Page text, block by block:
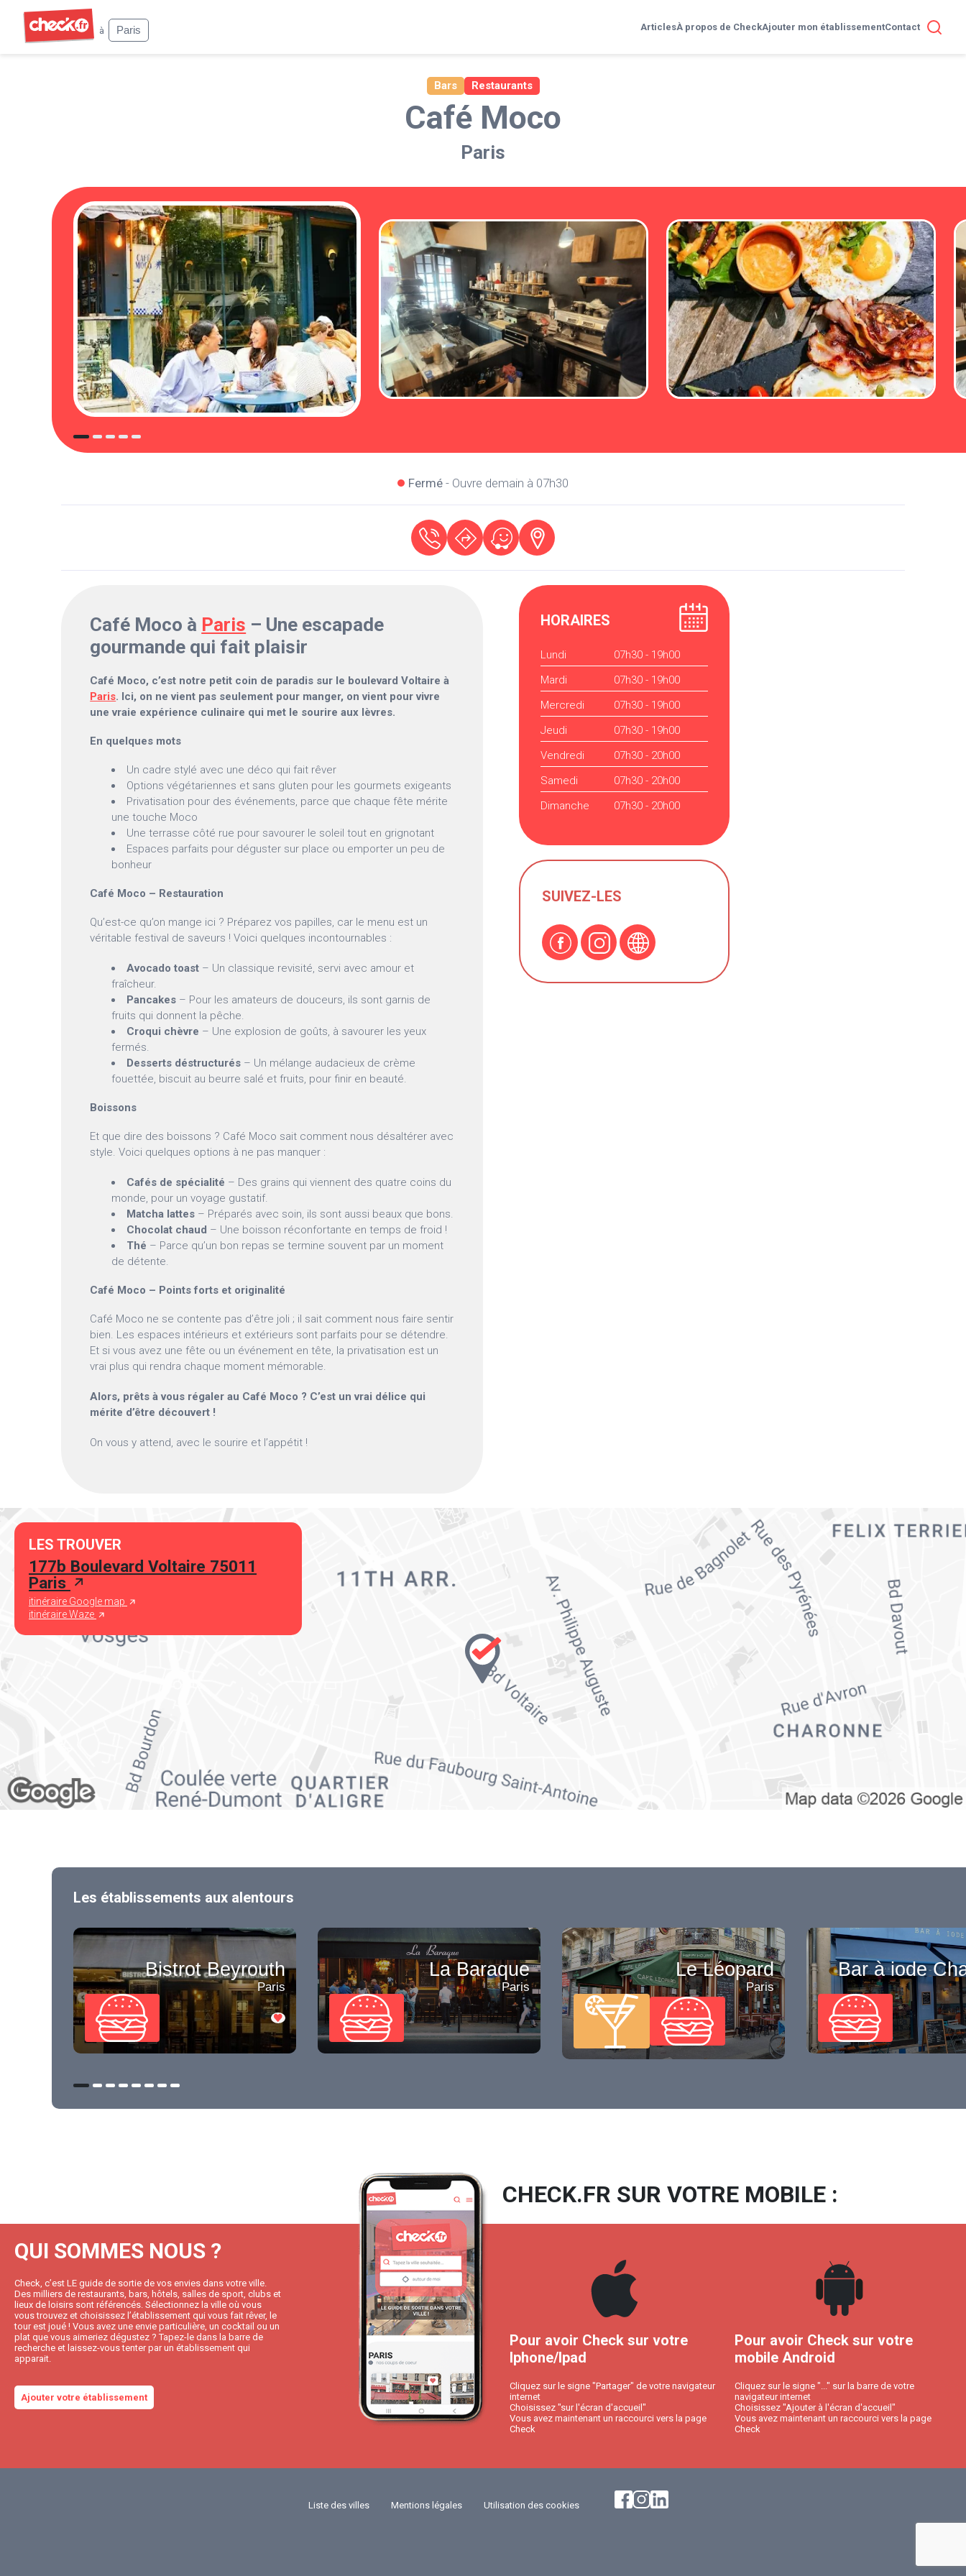
à
Paris ArticlesÀ propos de CheckAjouter mon établissementContact
Bars Restaurants
Café Moco
Paris
Fermé - Ouvre demain à 07h30
Café Moco à Paris – Une escapade
gourmande qui fait plaisir
Café Moco, c’est notre petit coin de paradis sur le boulevard Voltaire à
Paris. Ici, on ne vient pas seulement pour manger, on vient pour vivre
une vraie expérience culinaire qui met le sourire aux lèvres.
En quelques mots
Un cadre stylé avec une déco qui fait rêver
Options végétariennes et sans gluten pour les gourmets exigeants
Privatisation pour des événements, parce que chaque fête mérite
une touche Moco
Une terrasse côté rue pour savourer le soleil tout en grignotant
Espaces parfaits pour déguster sur place ou emporter un peu de
bonheur
Café Moco – Restauration
Qu’est-ce qu’on mange ici ? Préparez vos papilles, car le menu est un
véritable festival de saveurs ! Voici quelques incontournables :
Avocado toast – Un classique revisité, servi avec amour et
fraîcheur.
Pancakes – Pour les amateurs de douceurs, ils sont garnis de
fruits qui donnent la pêche.
Croqui chèvre – Une explosion de goûts, à savourer les yeux
fermés.
Desserts déstructurés – Un mélange audacieux de crème
fouettée, biscuit au beurre salé et fruits, pour finir en beauté.
Boissons
Et que dire des boissons ? Café Moco sait comment nous désaltérer avec
style. Voici quelques options à ne pas manquer :
Cafés de spécialité – Des grains qui viennent des quatre coins du
monde, pour un voyage gustatif.
Matcha lattes – Préparés avec soin, ils sont aussi beaux que bons.
Chocolat chaud – Une boisson réconfortante en temps de froid !
Thé – Parce qu’un bon repas se termine souvent par un moment
de détente.
Café Moco – Points forts et originalité
Café Moco ne se contente pas d’être joli ; il sait comment nous faire sentir
bien. Les espaces intérieurs et extérieurs sont parfaits pour se détendre.
Et si vous avez une fête ou un événement en tête, la privatisation est un
vrai plus qui rendra chaque moment mémorable.
Alors, prêts à vous régaler au Café Moco ? C’est un vrai délice qui
mérite d’être découvert !
On vous y attend, avec le sourire et l’appétit !
HORAIRES
Lundi
07h30 - 19h00
Mardi
07h30 - 19h00
Mercredi
07h30 - 19h00
Jeudi
07h30 - 19h00
Vendredi
07h30 - 20h00
Samedi
07h30 - 20h00
Dimanche
07h30 - 20h00
SUIVEZ-LES
LES TROUVER
177b Boulevard Voltaire 75011
Paris
itinéraire Google map
itinéraire Waze
Les établissements aux alentours
Bistrot Beyrouth
Paris
La Baraque
Paris
Le Léopard
Paris
Bar à iode
QUI SOMMES NOUS ?
Check, c’est LE guide de sortie de vos envies dans votre ville.
Des milliers de restaurants, bars, hôtels, salles de sport, clubs et
lieux de loisirs sont référencés. Sélectionnez la ville où vous
vous trouvez et choisissez l’établissement qui vous fait rêver, le
tour est joué ! Vous avez une envie particulière, un cocktail ou un
plat que vous aimeriez dégustez ? Tapez-le dans la barre de
recherche et laissez-vous tenter par un établissement qui
apparait.
Ajouter votre établissement
CHECK.FR SUR VOTRE MOBILE :
Pour avoir Check sur votre
Iphone/Ipad
Cliquez sur le signe "Partager" de votre navigateur
internet
Choisissez "sur l'écran d'accueil"
Vous avez maintenant un raccourci vers la page
Check
Pour avoir Check sur votre
mobile Android
Cliquez sur le signe "..." sur la barre de votre
navigateur internet
Choisissez "Ajouter à l'écran d'accueil"
Vous avez maintenant un raccourci vers la page
Check
Liste des villes Mentions légales Utilisation des cookies